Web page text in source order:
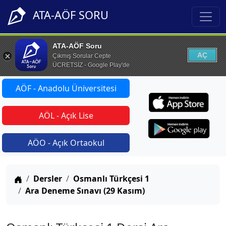
ATA-AÖF SORU
ATA-AÖF Soru
Çıkmış Sorular Cepte
ÜCRETSİZ - Google Play'de
AÇ
AÖF - Anadolu Üniversitesi
AÖL - Açık Lise
AÖO - Açık Ortaokul
Anasayfa
Dersler
Osmanlı Türkçesi 1
Ara Deneme Sınavı (29 Kasım)